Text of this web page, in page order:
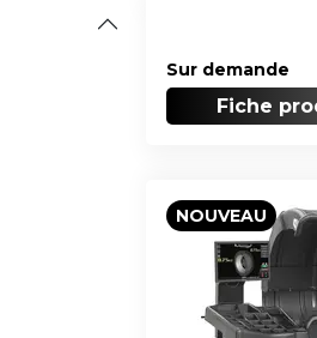
Sur demande
Fiche
NOUVEAU